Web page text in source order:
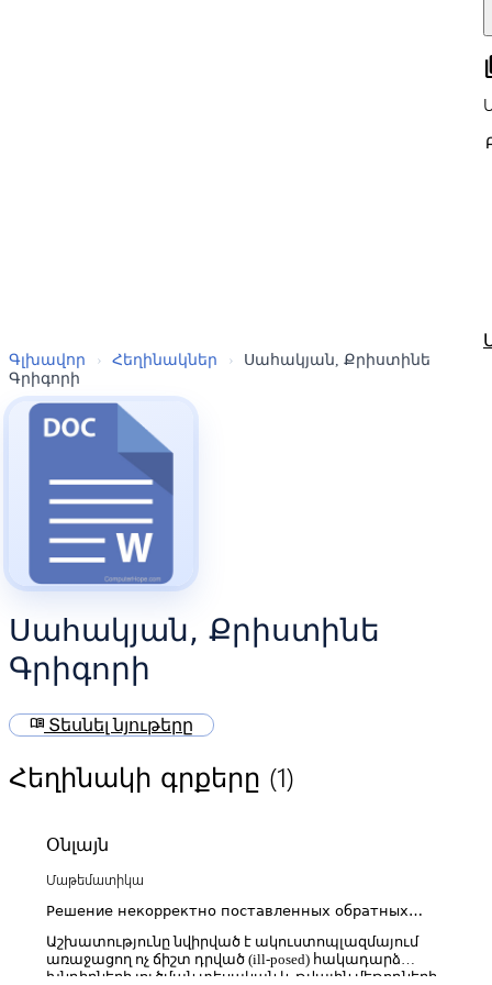
Գլխավոր › Հեղինակներ ›
Սահակյան, Քրիստինե
Գրիգորի
Սահակյան, Քրիստինե
Գրիգորի
menu_book Տեսնել նյութերը
Հեղինակի գրքերը (1)
Օնլայն
Մաթեմատիկա
Решение некорректно поставленных обратных
Աշխատությունը նվիրված է ակուստոպլազմայում
առաջացող ոչ ճիշտ դրված (ill-posed) հակադարձ
խնդիրների լուծման տեսական և թվային մեթոդների